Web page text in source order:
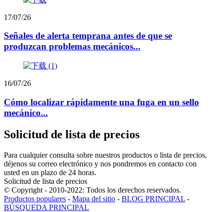
17/07/26
Señales de alerta temprana antes de que se
produzcan problemas mecánicos...
16/07/26
Cómo localizar rápidamente una fuga en un sello
mecánico...
Solicitud de lista de precios
Para cualquier consulta sobre nuestros productos o lista de precios,
déjenos su correo electrónico y nos pondremos en contacto con
usted en un plazo de 24 horas.
Solicitud de lista de precios
© Copyright - 2010-2022: Todos los derechos reservados.
Productos populares - Mapa del sitio - BLOG PRINCIPAL -
BÚSQUEDA PRINCIPAL